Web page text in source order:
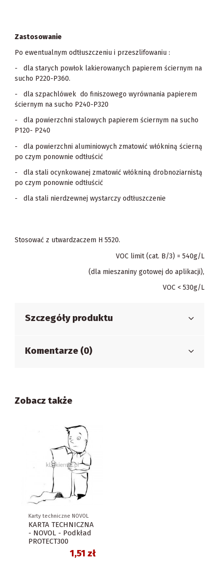
Zastosowanie
Po ewentualnym odtłuszczeniu i przeszlifowaniu :
- dla starych powłok lakierowanych papierem ściernym na
sucho P220-P360.
- dla szpachlówek do finiszowego wyrównania papierem
ściernym na sucho P240-P320
- dla powierzchni stalowych papierem ściernym na sucho
P120- P240
- dla powierzchni aluminiowych zmatowić włókniną ścierną
po czym ponownie odtłuścić
- dla stali ocynkowanej zmatowić włókniną drobnoziarnistą
po czym ponownie odtłuścić
- dla stali nierdzewnej wystarczy odtłuszczenie
Stosować z utwardzaczem H 5520.
VOC limit (cat. B/3) = 540g/L
(dla mieszaniny gotowej do aplikacji),
VOC < 530g/L
Szczegóły produktu
Komentarze (0)
Zobacz także
Karty techniczne NOVOL
KARTA TECHNICZNA
- NOVOL - Podkład
PROTECT300
1,51 zł